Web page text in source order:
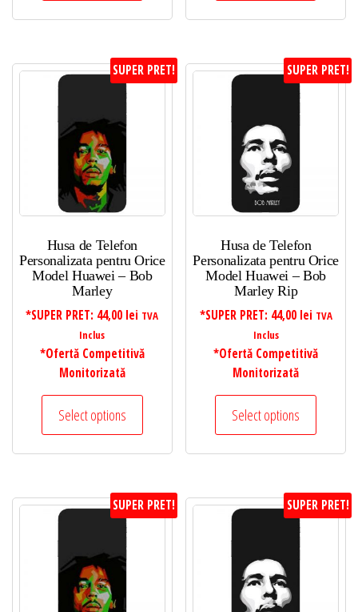
SUPER PRET!
Husa de Telefon
Personalizata pentru Orice
Model Huawei – Bob
Marley
*SUPER PRET: 44,00 lei TVA
Inclus
*Ofertă Competitivă
Monitorizată
Select options
SUPER PRET!
Husa de Telefon
Personalizata pentru Orice
Model Huawei – Bob
Marley Rip
*SUPER PRET: 44,00 lei TVA
Inclus
*Ofertă Competitivă
Monitorizată
Select options
SUPER PRET! SUPER PRET!